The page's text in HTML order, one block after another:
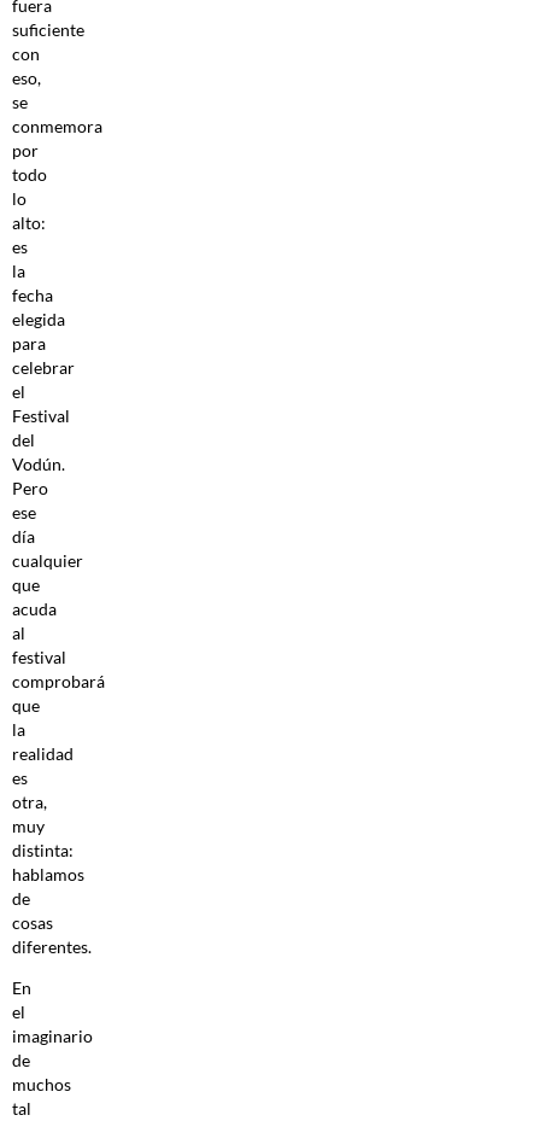
fuera
suficiente
con
eso,
se
conmemora
por
todo
lo
alto:
es
la
fecha
elegida
para
celebrar
el
Festival
del
Vodún.
Pero
ese
día
cualquier
que
acuda
al
festival
comprobará
que
la
realidad
es
otra,
muy
distinta:
hablamos
de
cosas
diferentes.
En
el
imaginario
de
muchos
tal